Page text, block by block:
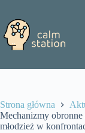
treści
Strona główna
Mechanizmy
młodzież w